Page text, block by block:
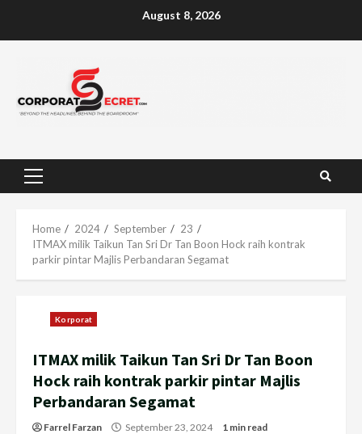
August 8, 2026
Primary
Home 2024 September
23
ITMAX milik Taikun Tan Sri Dr Tan Boon Hock raih kontrak
parkir pintar Majlis Perbandaran Segamat
Korporat
ITMAX milik Taikun Tan Sri Dr Tan Boon
Hock raih kontrak parkir pintar Majlis
Perbandaran Segamat
Farrel Farzan September 23, 2024 1 min read